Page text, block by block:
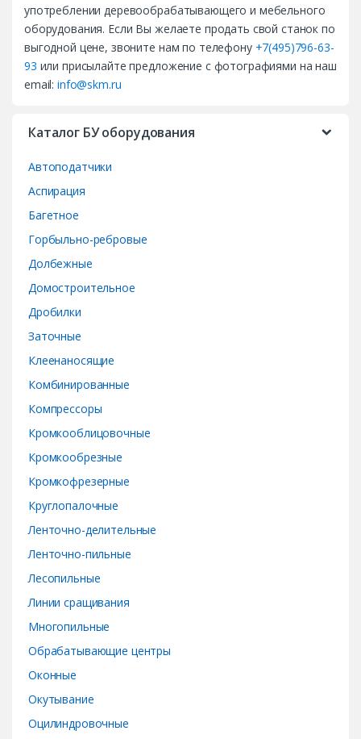
употреблении деревообрабатывающего и мебельного
оборудования. Если Вы желаете продать свой станок по
выгодной цене, звоните нам по телефону +7(495)796-63-
93 или присылайте предложение с фотографиями на наш
email:info@skm.ru
Каталог БУ оборудования
Автоподатчики
Аспирация
Багетное
Горбыльно-ребровые
Долбежные
Домостроительное
Дробилки
Заточные
Клеенаносящие
Комбинированные
Компрессоры
Кромкооблицовочные
Кромкообрезные
Кромкофрезерные
Круглопалочные
Ленточно-делительные
Ленточно-пильные
Лесопильные
Линии сращивания
Многопильные
Обрабатывающие центры
Оконные
Окутывание
Оцилиндровочные